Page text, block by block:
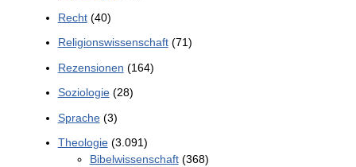
Recht(40)
Religionswissenschaft(71)
Rezensionen (164)
Soziologie(28)
Sprache(3)
Theologie(3.091)
Bibelwissenschaft(368)